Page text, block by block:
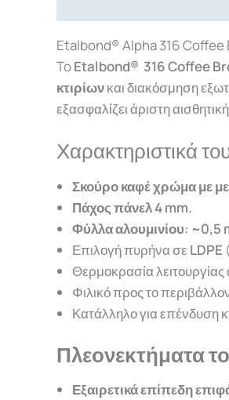
Etalbond® Alpha 316
ToEtalbond® 316 Coffee
κτιρίωνκαι διακόσμηση
εξασφαλίζει άριστη
Χαρακτηριστικά
Σκούρο καφέ χρώμα με
Πάχος πάνελ 4 mm.
Φύλλα αλουμινίου: ~0,5
Επιλογή πυρήνα σε LDPE
Θερμοκρασία
Φιλικό προς το
Κατάλληλο για επένδυση
Πλεονεκτήματα
Εξαιρετικά επίπεδη